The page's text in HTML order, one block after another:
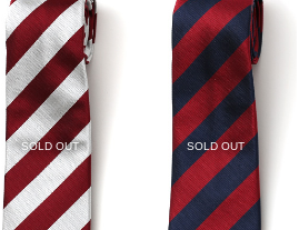
SOLD OUT SOLD OUT